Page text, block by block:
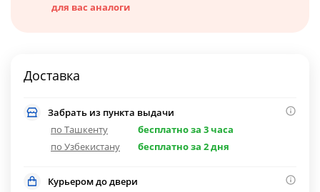
для вас аналоги
Доставка
Забрать из пункта выдачи
по Ташкенту
бесплатно за 3 часа
по Узбекистану
бесплатно за 2 дня
Курьером до двери